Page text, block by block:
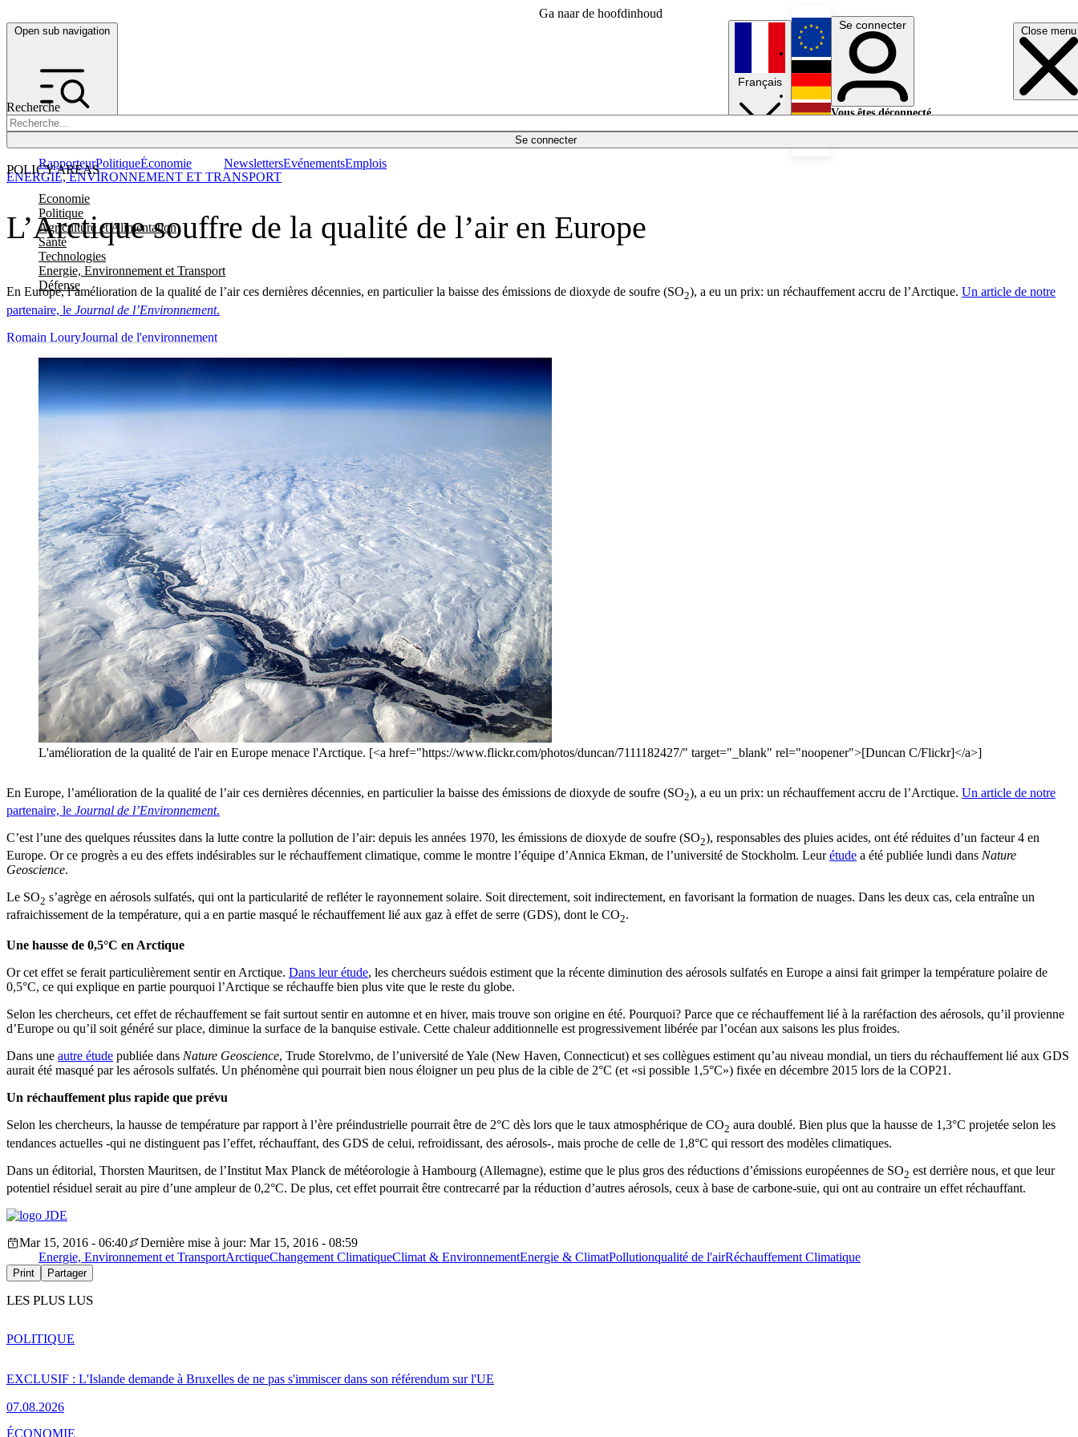
Ga naar de hoofdinhoud
Open sub navigation Close menu
Recherche
Se connecter
POLICY AREAS
Economie
Politique
Agriculture et Alimentation
Santé
Technologies
Energie, Environnement et Transport
Défense
RapporteurPolitiqueÉconomie NewslettersEvénementsEmplois
Français
English
Deutsch
Se connecter
Vous êtes déconnecté.
L’Arctique souffre de la qualité de l’air en Europe
En Europe, l’amélioration de la qualité de l’air ces dernières décennies, en particulier la baisse des émissions de dioxyde de soufre (SO2), a eu un prix: un réchauffement accru de l’Arctique. Un article de notre
partenaire, le Journal de l’Environnement.
ENERGIE, ENVIRONNEMENT ET TRANSPORT
Romain LouryJournal de l'environnement
L'amélioration de la qualité de l'air en Europe menace l'Arctique. [<a href="https://www.flickr.com/photos/duncan/7111182427/" target="_blank" rel="noopener">[Duncan C/Flickr]</a>]
En Europe, l’amélioration de la qualité de l’air ces dernières décennies, en particulier la baisse des émissions de dioxyde de soufre (SO2), a eu un prix: un réchauffement accru de l’Arctique. Un article de notre
partenaire, le Journal de l’Environnement.
C’est l’une des quelques réussites dans la lutte contre la pollution de l’air: depuis les années 1970, les émissions de dioxyde de soufre (SO2), responsables des pluies acides, ont été réduites d’un facteur 4 en
Europe. Or ce progrès a eu des effets indésirables sur le réchauffement climatique, comme le montre l’équipe d’Annica Ekman, de l’université de Stockholm. Leurétude a été publiée lundi dans Nature
Geoscience.
Le SO2 s’agrège en aérosols sulfatés, qui ont la particularité de refléter le rayonnement solaire. Soit directement, soit indirectement, en favorisant la formation de nuages. Dans les deux cas, cela entraîne un
rafraichissement de la température, qui a en partie masqué le réchauffement lié aux gaz à effet de serre (GDS), dont le CO2.
Une hausse de 0,5°C en Arctique
Or cet effet se ferait particulièrement sentir en Arctique. Dans leur étude, les chercheurs suédois estiment que la récente diminution des aérosols sulfatés en Europe a ainsi fait grimper la température polaire de
0,5°C, ce qui explique en partie pourquoi l’Arctique se réchauffe bien plus vite que le reste du globe.
Selon les chercheurs, cet effet de réchauffement se fait surtout sentir en automne et en hiver, mais trouve son origine en été. Pourquoi? Parce que ce réchauffement lié à la raréfaction des aérosols, qu’il provienne
d’Europe ou qu’il soit généré sur place, diminue la surface de la banquise estivale. Cette chaleur additionnelle est progressivement libérée par l’océan aux saisons les plus froides.
Dans une autre étude publiée dans Nature Geoscience, Trude Storelvmo, de l’université de Yale (New Haven, Connecticut) et ses collègues estiment qu’au niveau mondial, un tiers du réchauffement lié aux GDS
aurait été masqué par les aérosols sulfatés. Un phénomène qui pourrait bien nous éloigner un peu plus de la cible de 2°C (et «si possible 1,5°C») fixée en décembre 2015 lors de la COP21.
Un réchauffement plus rapide que prévu
Selon les chercheurs, la hausse de température par rapport à l’ère préindustrielle pourrait être de 2°C dès lors que le taux atmosphérique de CO2 aura doublé. Bien plus que la hausse de 1,3°C projetée selon les
tendances actuelles -qui ne distinguent pas l’effet, réchauffant, des GDS de celui, refroidissant, des aérosols-, mais proche de celle de 1,8°C qui ressort des modèles climatiques.
Dans un éditorial, Thorsten Mauritsen, de l’Institut Max Planck de météorologie à Hambourg (Allemagne), estime que le plus gros des réductions d’émissions européennes de SO2 est derrière nous, et que leur
potentiel résiduel serait au pire d’une ampleur de 0,2°C. De plus, cet effet pourrait être contrecarré par la réduction d’autres aérosols, ceux à base de carbone-suie, qui ont au contraire un effet réchauffant.
Mar 15, 2016 - 06:40
Dernière mise à jour: Mar 15, 2016 - 08:59
Energie, Environnement et TransportArctiqueChangement ClimatiqueClimat & EnvironnementEnergie & ClimatPollutionqualité de l'airRéchauffement Climatique
Print Partager
LES PLUS LUS
EXCLUSIF : L'Islande demande à Bruxelles de ne pas s'immiscer dans son référendum sur l'UE
07.08.2026
POLITIQUE
ÉCONOMIE